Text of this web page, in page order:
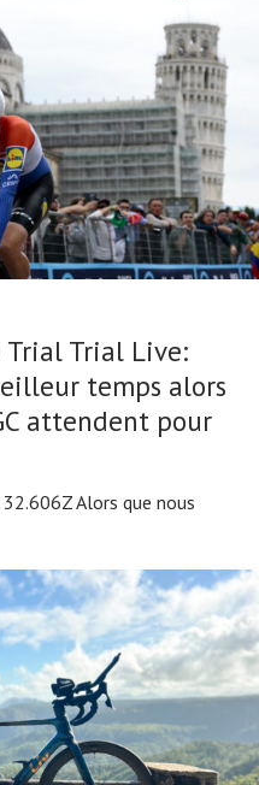
Trial Live:
temps alors
attendent pour
Alors que nous